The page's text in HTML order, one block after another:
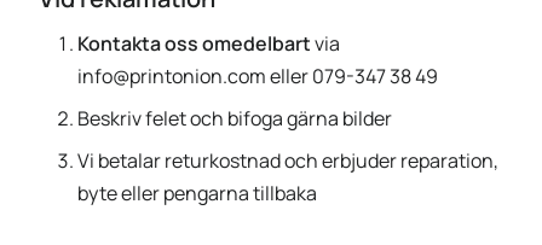
Kontakta oss omedelbartvia
info@printonion.comeller 079-347 38 49
Beskriv felet och bifoga gärna bilder
Vi betalar returkostnad och erbjuder reparation,
byte eller pengarna tillbaka